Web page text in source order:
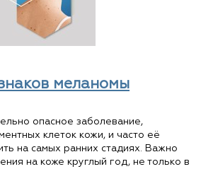
меланомы
опасное заболевание,
клеток кожи, и часто её
на самых ранних стадиях. Важно
на коже круглый год, не только в